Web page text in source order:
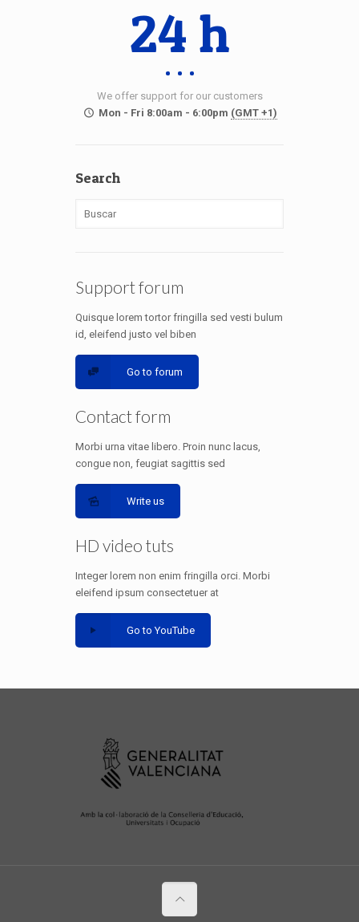
24 h
We offer support for our customers
Mon - Fri 8:00am - 6:00pm (GMT +1)
Search
Support forum
Quisque lorem tortor fringilla sed vesti bulum
id, eleifend justo vel biben
Go to forum
Contact form
Morbi urna vitae libero. Proin nunc lacus,
congue non, feugiat sagittis sed
Write us
HD video tuts
Integer lorem non enim fringilla orci. Morbi
eleifend ipsum consectetuer at
Go to YouTube